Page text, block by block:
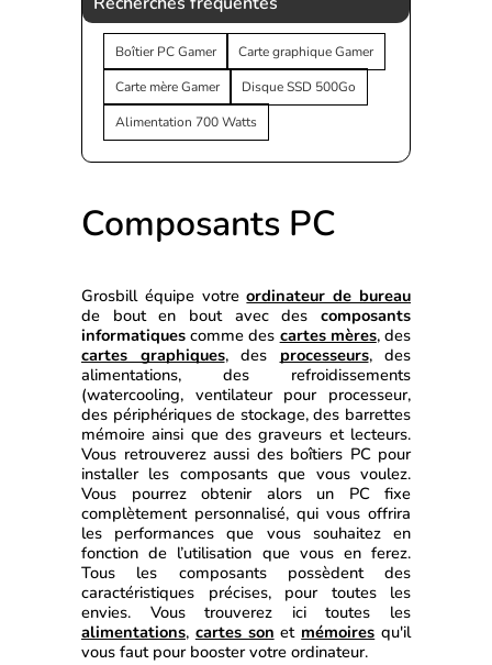
Boîtier PC Gamer
Carte graphique Gamer
Carte mère Gamer
Disque SSD 500Go
Alimentation 700 Watts
Composants PC
Grosbill équipe votre ordinateur de bureau
de bout en bout avec des composants
informatiques comme des cartes mères
cartes graphiques, des processeurs, des
alimentations, des refroidissements
(watercooling, ventilateur pour processeur,
des périphériques de stockage, des barrettes
mémoire ainsi que des graveurs et lecteurs.
Vous retrouverez aussi des boîtiers PC pour
installer les composants que vous voulez.
Vous pourrez obtenir alors un PC fixe
complètement personnalisé, qui vous offrira
les performances que vous souhaitez en
fonction de l’utilisation que vous en ferez.
Tous les composants possèdent des
caractéristiques précises, pour toutes les
alimentations, cartes son et mémoires qu'il
vous faut pour booster votre ordinateur.